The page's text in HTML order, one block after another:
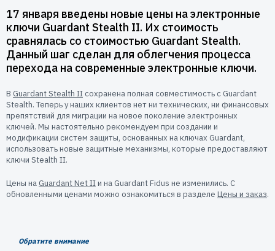
Защита встраиваемых систем
Управление продажами ПО
Автоматизация торговли
Системы автоматизированного проектирования
Защита беспилотных и автономных систем (БАС)
Guardant Code
Guardant Chip
Программные ключи Guardant DL
Система управления лицензированием Guardant Station
Средство защиты от реверс-инжиниринга Guardant Armor
Консалтинг
Купить
Цены и заказ
Дилеры
О нас
Реквизиты
Пресс-центр
Новости
Мероприятия
Экспертиза
Пресс-кит
Поддержка
Пользователям
17 января введены новые цены на электронные
ключи Guardant Stealth II. Их стоимость
сравнялась со стоимостью Guardant Stealth.
Данный шаг сделан для облегчения процесса
перехода на современные электронные ключи.
В Guardant Stealth II сохранена полная совместимость с Guardant
Stealth. Теперь у наших клиентов нет ни технических, ни финансовых
препятствий для миграции на новое поколение электронных
ключей. Мы настоятельно рекомендуем при создании и
модификации систем защиты, основанных на ключах Guardant,
использовать новые защитные механизмы, которые предоставляют
ключи Stealth II.
Цены на Guardant Net IIи на Guardant Fidus не изменились. С
обновленными ценами можно ознакомиться в разделе Цены и заказ.
Обратите внимание